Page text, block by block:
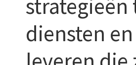
diensten